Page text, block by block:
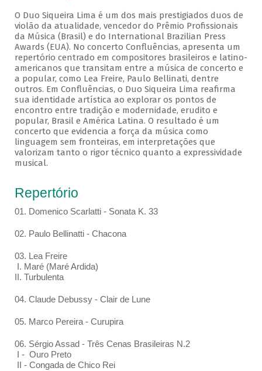
O Duo Siqueira Lima é um dos mais prestigiados duos de
violão da atualidade, vencedor do Prêmio Profissionais
da Música (Brasil) e do International Brazilian Press
Awards (EUA). No concerto Confluências, apresenta um
repertório centrado em compositores brasileiros e latino-
americanos que transitam entre a música de concerto e
a popular, como Lea Freire, Paulo Bellinati, dentre
outros. Em Confluências, o Duo Siqueira Lima reafirma
sua identidade artística ao explorar os pontos de
encontro entre tradição e modernidade, erudito e
popular, Brasil e América Latina. O resultado é um
concerto que evidencia a força da música como
linguagem sem fronteiras, em interpretações que
valorizam tanto o rigor técnico quanto a expressividade
musical.
Repertório
01. Domenico Scarlatti - Sonata K. 33
02. Paulo Bellinatti - Chacona
03. Lea Freire
I. Maré (Maré Ardida)
II. Turbulenta
04. Claude Debussy - Clair de Lune
05. Marco Pereira - Curupira
06. Sérgio Assad - Três Cenas Brasileiras N.2
I - Ouro Preto
II - Congada de Chico Rei